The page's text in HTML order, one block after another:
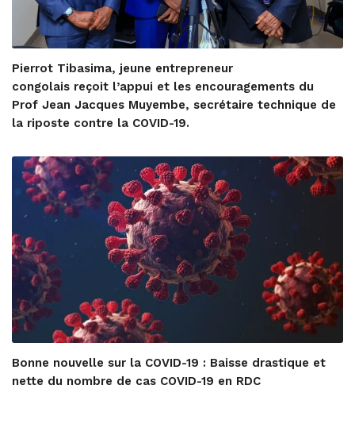
Pierrot Tibasima, jeune entrepreneur
congolais reçoit l’appui et les encouragements du
Prof Jean Jacques Muyembe, secrétaire technique de
la riposte contre la COVID-19.
Bonne nouvelle sur la COVID-19 : Baisse drastique et
nette du nombre de cas COVID-19 en RDC